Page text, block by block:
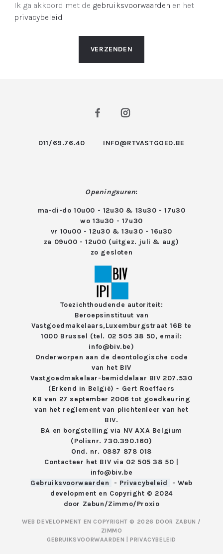
Ik ga akkoord met de gebruiksvoorwaarden en het
privacybeleid.
VERZENDEN
011/69.76.40 INFO@RTVASTGOED.BE
Openingsuren:
ma-di-do 10u00 - 12u30 & 13u30 - 17u30
wo 13u30 - 17u30
vr 10u00 - 12u30 & 13u30 - 16u30
za 09u00 - 12u00 (uitgez. juli & aug)
zo gesloten
Toezichthoudende autoriteit:
Beroepsinstituut van
Vastgoedmakelaars,Luxemburgstraat 16B te
1000 Brussel (tel. 02 505 38 50, email:
info@biv.be)
Onderworpen aan de deontologische code
van het BIV
Vastgoedmakelaar-bemiddelaar BIV 207.530
(Erkend in België) - Gert Roeffaers
KB van 27 september 2006 tot goedkeuring
van het reglement van plichtenleer van het
BIV.
BA en borgstelling via NV AXA Belgium
(Polisnr. 730.390.160)
Ond. nr. 0887 878 018
Contacteer het BIV via 02 505 38 50
info@biv.be
Gebruiksvoorwaarden
- Privacybeleid
- Web
development en Copyright © 2024
door Zabun/Zimmo/Proxio
WEB DEVELOPMENT EN COPYRIGHT © 2026 DOOR ZABUN /
ZIMMO
GEBRUIKSVOORWAARDEN
|PRIVACYBELEID